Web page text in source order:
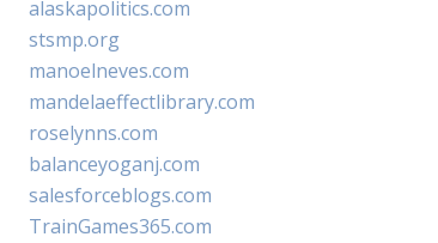
alaskapolitics.com
stsmp.org
manoelneves.com
mandelaeffectlibrary.com
roselynns.com
balanceyoganj.com
salesforceblogs.com
TrainGames365.com